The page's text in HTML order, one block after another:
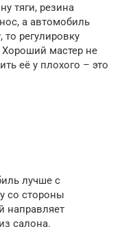
тяги, резина
а автомобиль
регулировку
мастер не
её у плохого – это
лучше с
со стороны
направляет
салона.